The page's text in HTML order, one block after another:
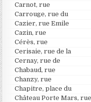
Carnot, rue
Carrouge, rue du
Cazier, rue Emile
Cazin, rue
Cérès, rue
Cerisaie, rue de la
Cernay, rue de
Chabaud, rue
Chanzy, rue
Chapitre, place du
Château Porte Mars,